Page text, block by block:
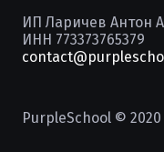
ИП Ларичев Антон
ИНН 773373765379
PurpleSchool ©